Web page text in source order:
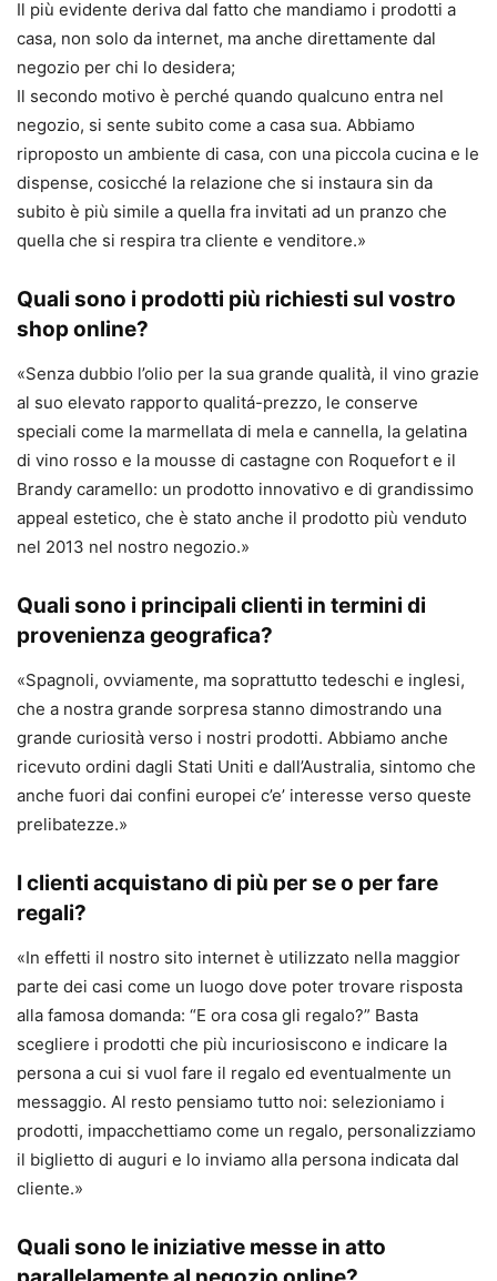
Il più evidente deriva dal fatto che mandiamo i prodotti a
casa, non solo da internet, ma anche direttamente dal
negozio per chi lo desidera;
Il secondo motivo è perché quando qualcuno entra nel
negozio, si sente subito come a casa sua. Abbiamo
riproposto un ambiente di casa, con una piccola cucina e le
dispense, cosicché la relazione che si instaura sin da
subito è più simile a quella fra invitati ad un pranzo che
quella che si respira tra cliente e venditore.»
Quali sono i prodotti più richiesti sul vostro
shop online?
«Senza dubbio l’olio per la sua grande qualità, il vino grazie
al suo elevato rapporto qualitá-prezzo, le conserve
speciali come la marmellata di mela e cannella, la gelatina
di vino rosso e la mousse di castagne con Roquefort e il
Brandy caramello: un prodotto innovativo e di grandissimo
appeal estetico, che è stato anche il prodotto più venduto
nel 2013 nel nostro negozio.»
Quali sono i principali clienti in termini di
provenienza geografica?
«Spagnoli, ovviamente, ma soprattutto tedeschi e inglesi,
che a nostra grande sorpresa stanno dimostrando una
grande curiosità verso i nostri prodotti. Abbiamo anche
ricevuto ordini dagli Stati Uniti e dall’Australia, sintomo che
anche fuori dai confini europei c’e’ interesse verso queste
prelibatezze.»
I clienti acquistano di più per se o per fare
regali?
«In effetti il nostro sito internet è utilizzato nella maggior
parte dei casi come un luogo dove poter trovare risposta
alla famosa domanda: “E ora cosa gli regalo?” Basta
scegliere i prodotti che più incuriosiscono e indicare la
persona a cui si vuol fare il regalo ed eventualmente un
messaggio. Al resto pensiamo tutto noi: selezioniamo i
prodotti, impacchettiamo come un regalo, personalizziamo
il biglietto di auguri e lo inviamo alla persona indicata dal
cliente.»
Quali sono le iniziative messe in atto